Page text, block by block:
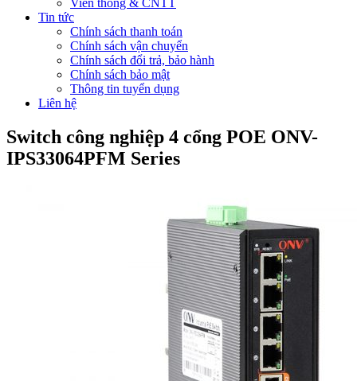
Viễn thông & CNTT
Tin tức
Chính sách thanh toán
Chính sách vận chuyển
Chính sách đổi trả, bảo hành
Chính sách bảo mật
Thông tin tuyển dụng
Liên hệ
Switch công nghiệp 4 cổng POE ONV-
IPS33064PFM Series